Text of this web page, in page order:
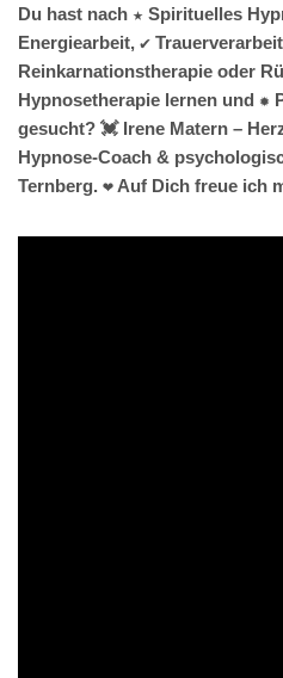
Du hast nach ★ Spirituelles
Energiearbeit, ✔️
Reinkarnationstherapie oder
Hypnosetherapie lernen und ✹
gesucht? 💓️ Irene Matern –
Hypnose-Coach &
Ternberg. ❤ Auf Dich freue ich